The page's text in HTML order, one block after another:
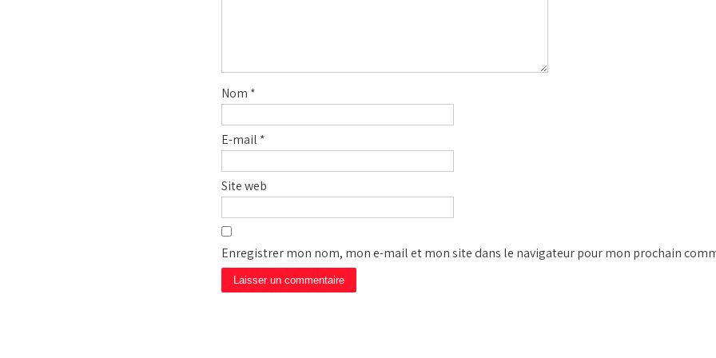
Nom *
E-mail *
Site web
Enregistrer mon nom, mon e-mail et mon site dans le navigateur pour mon prochain